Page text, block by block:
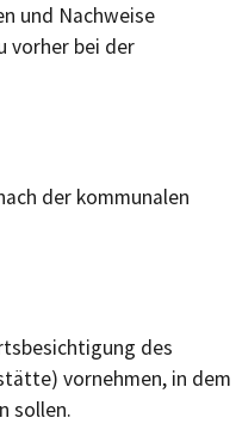
und Nachweise
vorher bei der
der kommunalen
des
vornehmen, in dem
sollen.